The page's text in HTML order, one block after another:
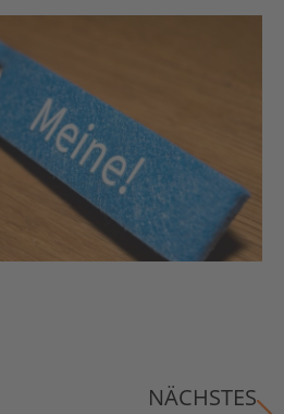
NÄCHSTES